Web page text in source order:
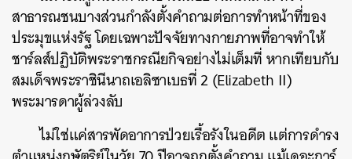
สาธารณชนบางส่วนกำลังตั้งคำถามต่อการทำหน้าที่ของ
ประมุขแห่งรัฐ โดยเฉพาะปัจจัยทางกายภาพที่อาจทำให้
ชาร์ลส์ปฏิบัติพระราชกรณียกิจอย่างไม่เต็มที่ หากเทียบกับ
สมเด็จพระราชินีนาถเอลิซาเบธที่ 2 (Elizabeth II)
พระมารดาผู้ล่วงลับ
ไม่ใช่แค่สารพัดอาการป่วยเรื้อรังในอดีต แต่การดำรง
LINE